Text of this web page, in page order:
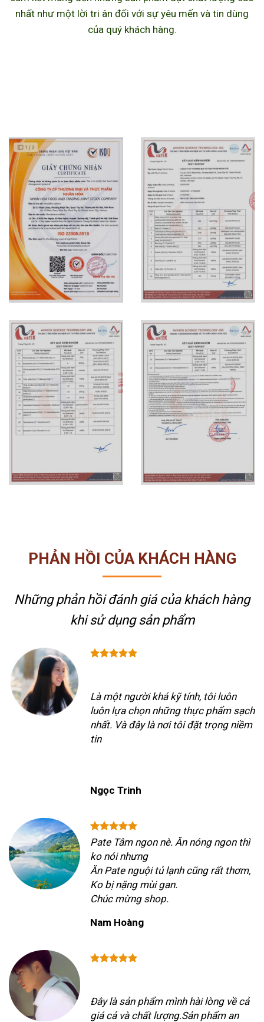
nhất như một lời tri ân đối với sự yêu mến và tin dùng
của quý khách hàng.
PHẢN HỒI CỦA KHÁCH HÀNG
Những phản hồi đánh giá của khách hàng
khi sử dụng sản phẩm
Là một người khá kỹ tính, tôi luôn
luôn lựa chọn những thực phẩm sạch
nhất. Và đây là nơi tôi đặt trọng niềm
tin
Ngọc Trinh
Pate Tâm ngon nè. Ăn nóng ngon thì
ko nói nhưng
Ăn Pate nguội tủ lạnh cũng rất thơm,
Ko bị nặng mùi gan.
Chúc mừng shop.
Nam Hoàng
Đây là sản phẩm mình hài lòng về cả
giá cả và chất lượng.Sản phẩm an